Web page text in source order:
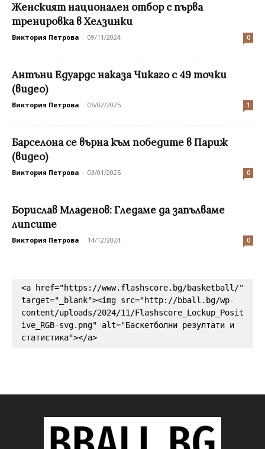
Женският национален отбор с първа
тренировка в Хелзинки
Виктория Петрова - 09/11/2024 0
Антъни Едуардс наказа Чикаго с 49 точки
(видео)
Виктория Петрова - 06/02/2025 1
Барселона се върна към победите в Париж
(видео)
Виктория Петрова - 03/01/2025 0
Борислав Младенов: Гледаме да запълваме
липсите
Виктория Петрова - 14/12/2024 0
<a href="https://www.flashscore.bg/basketball/"
target="_blank"><img src="http://bball.bg/wp-
content/uploads/2024/11/Flashscore_Lockup_Posit
ive_RGB-svg.png" alt="Баскетболни резултати и
статистика"></a>